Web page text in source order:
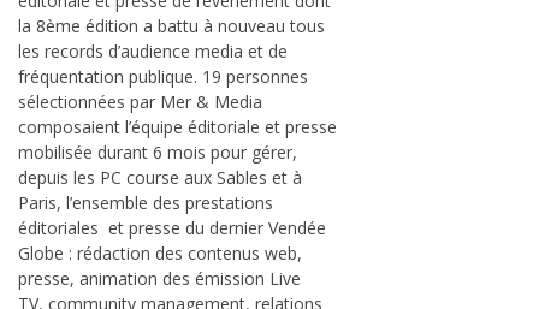
la 8ème édition a battu à nouveau tous
les records d’audience media et de
fréquentation publique. 19 personnes
sélectionnées par Mer & Media
composaient l’équipe éditoriale et presse
mobilisée durant 6 mois pour gérer,
depuis les PC course aux Sables et à
Paris, l’ensemble des prestations
éditoriales et presse du dernier Vendée
Globe : rédaction des contenus web,
presse, animation des émission Live
TV, community management, relations